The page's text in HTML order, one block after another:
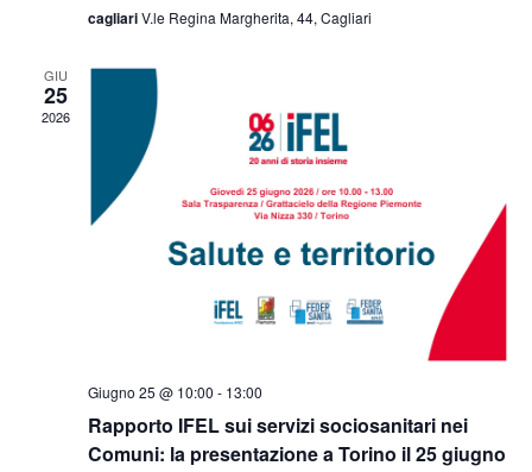
cagliariV.le Regina Margherita, 44, Cagliari
GIU
25
2026
Giugno 25 @ 10:00 - 13:00
Rapporto IFEL sui servizi sociosanitari nei
Comuni: la presentazione a Torino il 25 giugno